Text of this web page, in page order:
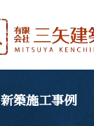
新築施工事例